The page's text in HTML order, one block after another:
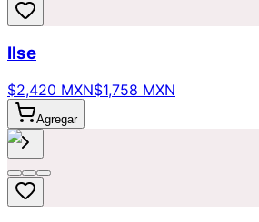
Ilse
$2,420 MXN$1,758 MXN
Agregar